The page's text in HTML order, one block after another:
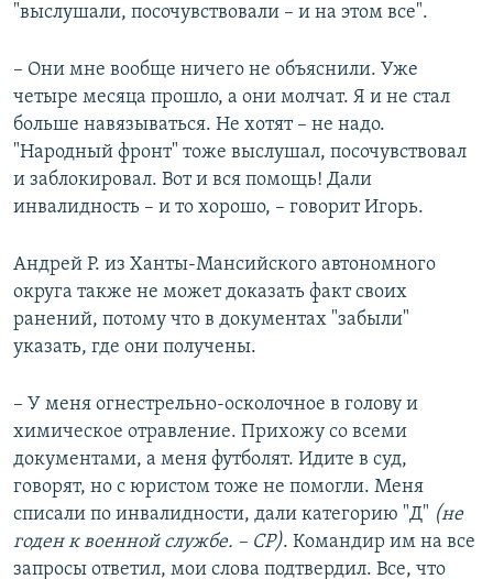
"выслушали, посочувствовали – и на этом все".
– Они мне вообще ничего не объяснили. Уже
четыре месяца прошло, а они молчат. Я и не стал
больше навязываться. Не хотят – не надо.
"Народный фронт" тоже выслушал, посочувствовал
и заблокировал. Вот и вся помощь! Дали
инвалидность – и то хорошо, – говорит Игорь.
Андрей Р. из Ханты-Мансийского автономного
округа также не может доказать факт своих
ранений, потому что в документах "забыли"
указать, где они получены.
– У меня огнестрельно-осколочное в голову и
химическое отравление. Прихожу со всеми
документами, а меня футболят. Идите в суд,
говорят, но с юристом тоже не помогли. Меня
списали по инвалидности, дали категорию "Д" (не
годен к военной службе. – СР). Командир им на все
запросы ответил, мои слова подтвердил. Все, что